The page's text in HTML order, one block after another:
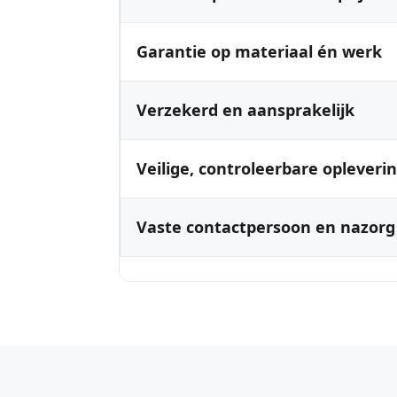
Garantie op materiaal én werk
Verzekerd en aansprakelijk
Veilige, controleerbare
Vaste contactpersoon en nazorg